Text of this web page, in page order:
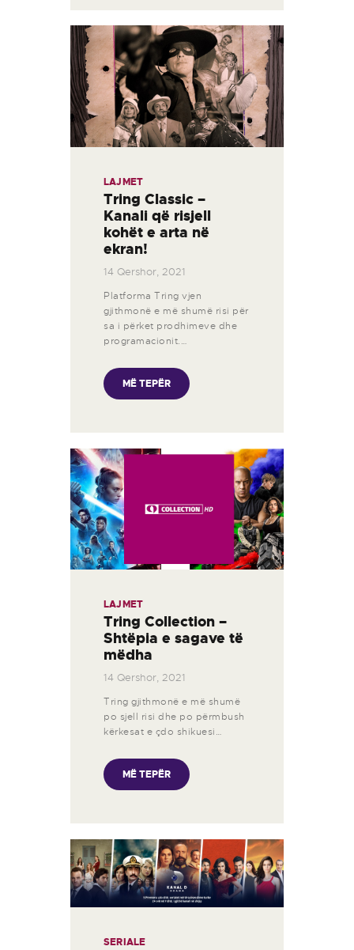
LAJMET
Tring Classic –
Kanali që risjell
kohët e arta në
ekran!
14 Qershor, 2021
Platforma Tring vjen
gjithmonë e më shumë risi për
sa i përket prodhimeve dhe
programacionit.…
MË TEPËR
LAJMET
Tring Collection –
Shtëpia e sagave të
mëdha
14 Qershor, 2021
Tring gjithmonë e më shumë
po sjell risi dhe po përmbush
kërkesat e çdo shikuesi…
MË TEPËR
SERIALE